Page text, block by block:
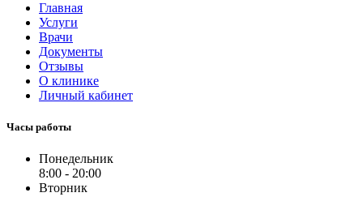
Главная
Услуги
Врачи
Документы
Отзывы
О клинике
Личный кабинет
Часы работы
Понедельник
8:00 - 20:00
Вторник